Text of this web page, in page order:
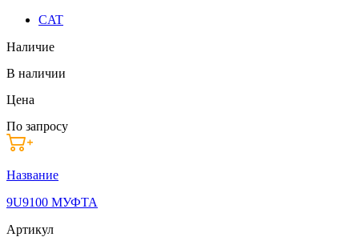
CAT
Наличие
В наличии
Цена
По запросу
Название
9U9100 МУФТА
Артикул